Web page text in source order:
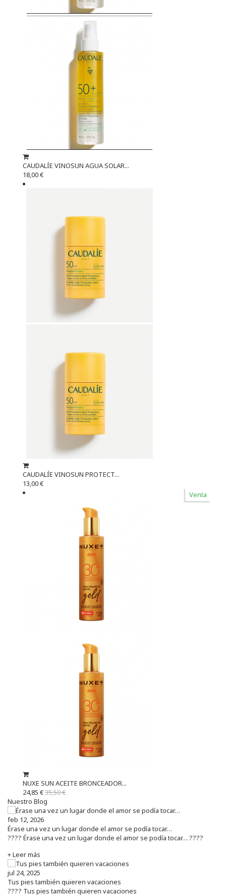
CAUDALÍE VINOSUN AGUA SOLAR...
18,00 €
CAUDALÍE VINOSUN PROTECT...
13,00 €
Venta
NUXE SUN ACEITE BRONCEADOR...
24,85 €35,50 €
Nuestro Blog
feb 12, 2026
Érase una vez un lugar donde el amor se podía tocar…
???? Érase una vez un lugar donde el amor se podía tocar… ????
+ Leer más
jul 24, 2025
Tus pies también quieren vacaciones
???? Tus pies también quieren vacaciones